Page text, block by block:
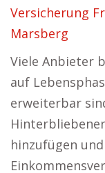
Versicherung
Marsberg
Viele Anbieter
auf
erweiterbar
hinzufügen